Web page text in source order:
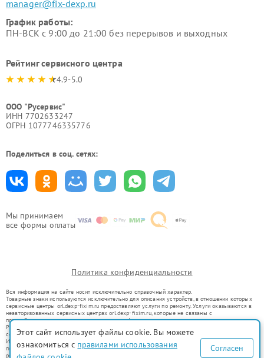
Мы принимаем
все формы оплаты
manager@fix-dexp.ru
График работы:
ПН-ВСК с 9:00 до 21:00 без перерывов и выходных
Рейтинг сервисного центра
4.9-5.0
ООО "Русервис"
ИНН 7702633247
ОГРН 1077746335776
Поделиться в соц. сетях:
Политика конфиденциальности
Вся информация на сайте носит исключительно справочный характер.
Товарные знаки используются исключительно для описания устройств, в отношении которых
сервисные центры orl.dexp-fixim.ru предоставляют услуги по ремонту. Услуги оказываются в
неавторизованных сервисных центрах orl.dexp-fixim.ru, которые не связаны с
правообладателями товарных знаков или их официальными представителями.
Ремонт осуществляется для устройств, уже введенных в гражданский оборот в соответствии
со статьей 1487 ГК РФ.
Использование товарных знаков не преследует цели индивидуализации услуг или введения
потребителей в заблуждение, а служит для информирования о предоставляемых услугах по
ремонту техники указанных брендов.
Этот сайт использует файлы cookie. Вы можете
ознакомиться с правилами использования
Согласен